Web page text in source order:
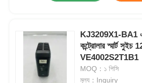
স্নাইডার পিএলসি মডিউল
জিই ফ্যানুক মডিউল
KJ3209X1-BA1
কন্ট্রোলার স্মার্ট
VE4002S2T1B1
MOQ：১ পিসি
মূল্য：Inquiry